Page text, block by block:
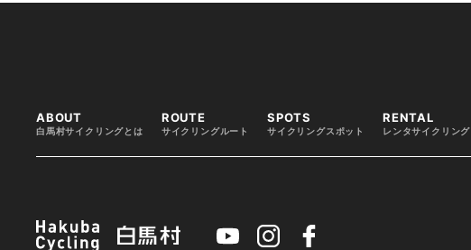
ABOUT
白馬村サイクリングとは
ROUTE
サイクリングルート
SPOTS
サイクリングスポット
RENTAL
レンタサイクリング